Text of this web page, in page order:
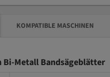
KOMPATIBLE MASCHINEN
Bi-Metall Bandsägeblätter